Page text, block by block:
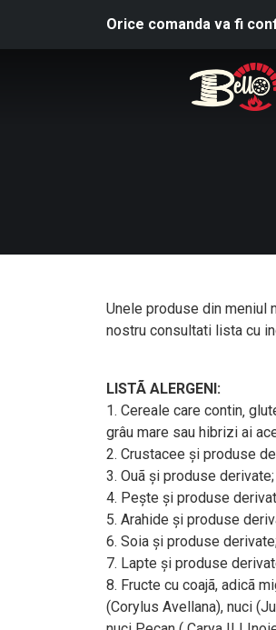
Orice comanda va fi
Unele produse din meniul
nostru consultati lista cu
LISTÃ ALERGENI:
1. Cereale care contin‚
grâu mare sau hibrizi ai
2. Crustacee şi produse
3. Ouã şi produse derivate;
4. Peşte şi produse
5. Arahide şi produse
6. Soia şi produse
7. Lapte şi produse
8. Fructe cu coajã, adicã
(Corylus Avellana), nuci